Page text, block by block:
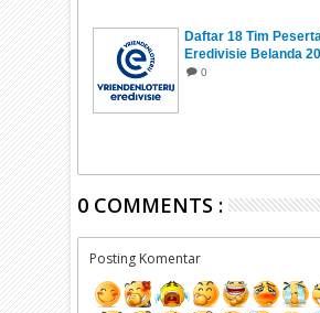
Daftar 18 Tim
Eredivisie Belanda
0
0 COMMENTS :
Posting Komentar